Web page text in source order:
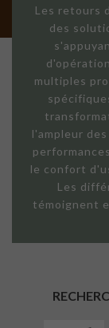
Les retours
des
multiples
l'ampleur
le confort
Les
témoignent
EXTÉRIEURE